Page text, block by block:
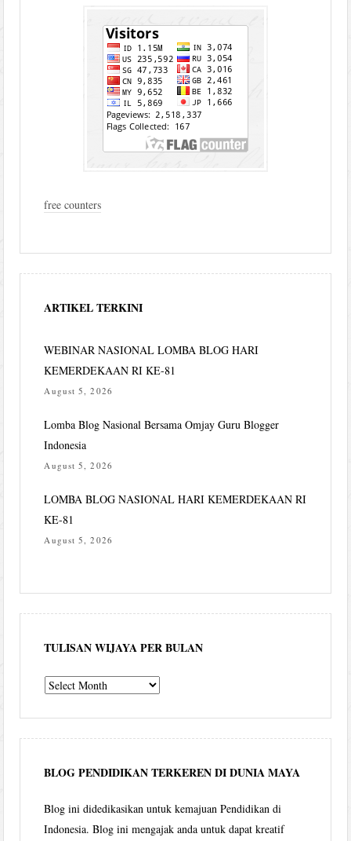
free counters
ARTIKEL TERKINI
WEBINAR NASIONAL LOMBA BLOG HARI
KEMERDEKAAN RI KE-81
August 5, 2026
Lomba Blog Nasional Bersama Omjay Guru Blogger
Indonesia
August 5, 2026
LOMBA BLOG NASIONAL HARI KEMERDEKAAN RI
KE-81
August 5, 2026
TULISAN WIJAYA PER BULAN
Tulisan
per
bulan
BLOG PENDIDIKAN TERKEREN DI DUNIA MAYA
Blog ini didedikasikan untuk kemajuan Pendidikan di
Indonesia. Blog ini mengajak anda untuk dapat kreatif